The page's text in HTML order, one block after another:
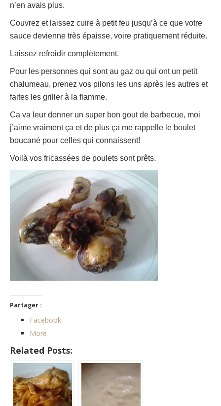
n’en avais plus.
Couvrez et laissez cuire à petit feu jusqu’à ce que votre
sauce devienne très épaisse, voire pratiquement réduite.
Laissez refroidir complètement.
Pour les personnes qui sont au gaz ou qui ont un petit
chalumeau, prenez vos pilons les uns après les autres et
faites les griller à la flamme.
Ca va leur donner un super bon gout de barbecue, moi
j’aime vraiment ça et de plus ça me rappelle le boulet
boucané pour celles qui connaissent!
Voilà vos fricassées de poulets sont prêts.
Partager :
Facebook
More
Related Posts: